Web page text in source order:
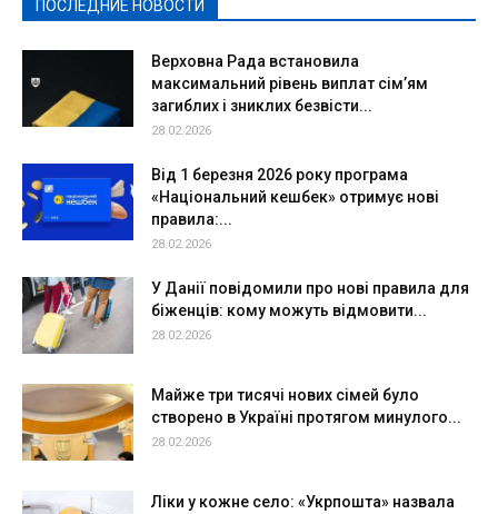
ПОСЛЕДНИЕ НОВОСТИ
Верховна Рада встановила
максимальний рівень виплат сім’ям
загиблих і зниклих безвісти...
28.02.2026
Від 1 березня 2026 року програма
«Національний кешбек» отримує нові
правила:...
28.02.2026
У Данії повідомили про нові правила для
біженців: кому можуть відмовити...
28.02.2026
Майже три тисячі нових сімей було
створено в Україні протягом минулого...
28.02.2026
Ліки у кожне село: «Укрпошта» назвала